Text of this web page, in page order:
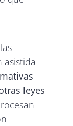
las
leyes